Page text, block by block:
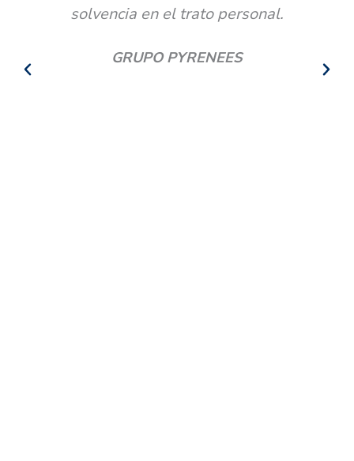
solvencia en el trato personal.
GRUPO PYRENEES